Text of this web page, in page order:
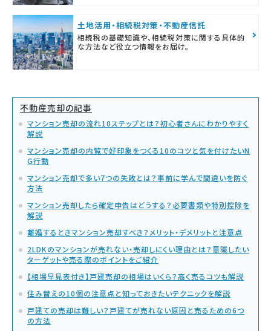
土地活用・相続税対策・不動産信託
相続税の基礎知識や、相続税対策に関する具体的
な方法など役立つ情報をお届け。
不動産売却の記事
マンション売却の流れ10ステップとは？初心者さんにわかりやすく
解説
マンション売却の内覧で好印象をつくる10のコツと気を付けたいN
G行動
マンション売却で多い7つの失敗とは？事前に学んで間違いを防ぐ
方法
マンション売却したら確定申告はどうする？必要書類や特別控除を
解説
離婚するときマンション売却すべき？メリット・デメリットと注意点
2LDKのマンションが売れない・売却しにくい理由とは？意識したい
ターゲットや売る際のポイントをご紹介
【相場早見表付き】戸建売却の相場はいくら？高く売るコツも解説
住み替えの10個の注意点と知っておきたいテクニックを解説
戸建ての売却は難しい？戸建てが売れない原因と売るための6つ
の方法